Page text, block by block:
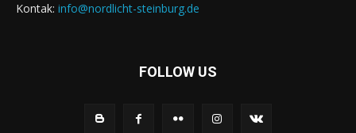
Kontak: info@nordlicht-steinburg.de
FOLLOW US